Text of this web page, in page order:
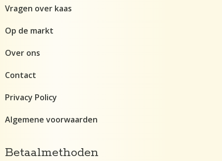
Betaalmethoden
Vragen over kaas
Op de markt
Over ons
Contact
Privacy Policy
Algemene voorwaarden